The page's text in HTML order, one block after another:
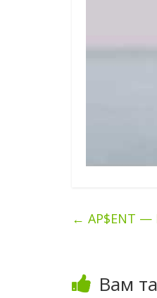
← AP$ENT —
Вам